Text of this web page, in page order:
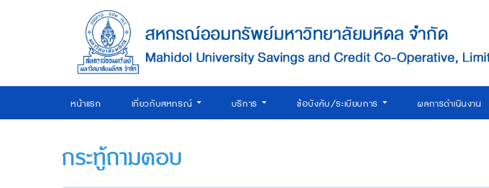
หน้าแรก เกี่ยวกับสหกรณ์ บริการ ข้อบังคับ/ระเบียบการ ผลการดำเนินงาน
กระทู้ถามตอบ